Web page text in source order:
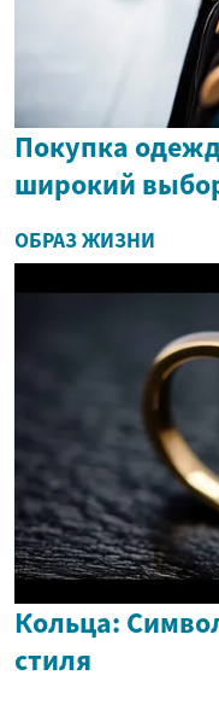
Покупка
широкий
ОБРАЗ ЖИЗНИ
Кольца:
стиля